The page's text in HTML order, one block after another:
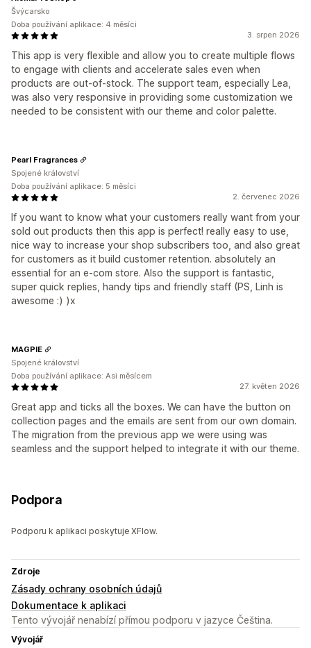
3. srpen 2026
This app is very flexible and allow you to create multiple flows
to engage with clients and accelerate sales even when
products are out-of-stock. The support team, especially Lea,
was also very responsive in providing some customization we
needed to be consistent with our theme and color palette.
Švýcarsko
Doba používání aplikace: 4 měsíci
2. červenec 2026
If you want to know what your customers really want from your
sold out products then this app is perfect! really easy to use,
nice way to increase your shop subscribers too, and also great
for customers as it build customer retention. absolutely an
essential for an e-com store. Also the support is fantastic,
super quick replies, handy tips and friendly staff (PS, Linh is
awesome :) )x
Pearl Fragrances
Spojené království
Doba používání aplikace: 5 měsíci
27. květen 2026
Great app and ticks all the boxes. We can have the button on
collection pages and the emails are sent from our own domain.
The migration from the previous app we were using was
seamless and the support helped to integrate it with our theme.
MAGPIE
Spojené království
Doba používání aplikace: Asi měsícem
Podpora
Podporu k aplikaci poskytuje XFlow.
Zdroje
Zásady ochrany osobních údajů
Dokumentace k aplikaci
Tento vývojář nenabízí přímou podporu v jazyce Čeština.
Vývojář